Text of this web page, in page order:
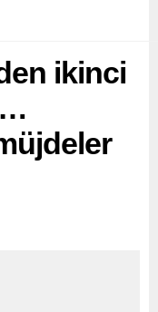
ikinci